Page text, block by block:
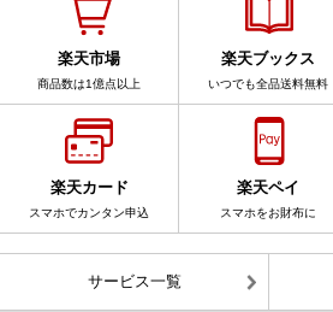
楽天市場
商品数は1億点以上
楽天ブックス
いつでも全品送料無料
楽天カード
スマホでカンタン申込
楽天ペイ
スマホをお財布に
サービス一覧